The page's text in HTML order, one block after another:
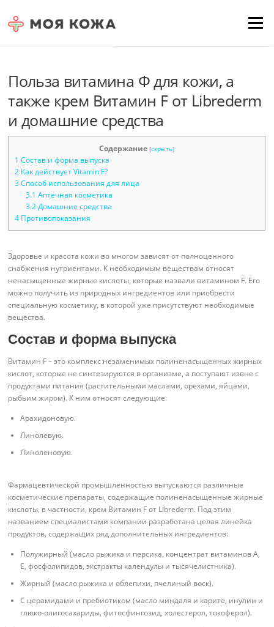
Menu
Польза витамина Ф для кожи, а
также крем Витамин F от Librederm
и домашние средства
Содержание [скрыть]
1 Состав и форма выпуска
2 Как действует Vitamin F?
3 Способ использования для лица
3.1 Аптечная косметика
3.2Домашние средства
4 Противопоказания
Здоровье и красота кожи во многом зависят от полноценного
снабжения нутриентами. К необходимым веществам относят
ненасыщенные жирные кислоты, которые назвали витамином F. Его
можно получить из природных ингредиентов или приобрести
специальную косметику, в которой уже присутствуют необходимые
вещества.
Состав и форма выпуска
Витамин F – это комплекс незаменимых полиненасыщенных жирных
кислот, которые не синтезируются в организме, а поступают извне с
продуктами питания (растительными маслами, орехами, яйцами,
рыбьим жиром). К ним относят следующие:
Арахидоновую.
Линолевую.
Линоленовую.
Фармацевтической промышленностью выпускаются различные
косметические препараты, содержащие полиненасыщенные жирные
кислоты, в частности, крем Витамин F от Librederm. Под этим
названием специалистами компании разработана целая линейка
продуктов, содержащих ряд дополнительных ингредиентов:
Полужирный (масло рыжика и персика, концентрат витаминов A,
E, фосфолипидов, экстракты календулы и тысячелистника).
Жирный (масло рыжика и облепихи, пчелиный воск).
С церамидами и пребиотиком (масло миндаля и карите, инулин и
глюко-олигосахариды, фитосфингозид, холестерол, токоферол).
Для любых предложений по